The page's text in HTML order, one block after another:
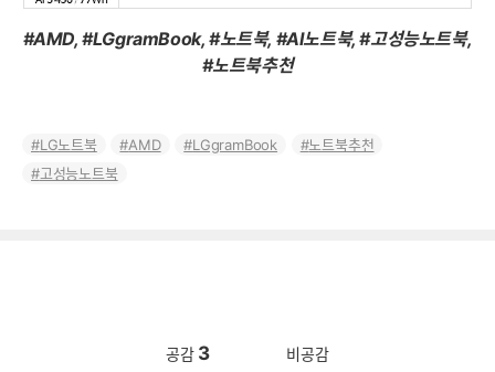
#AMD, #LGgramBook, #노트북, #AI노트북, #고성능노트북,
#노트북추천
LG노트북 AMD LGgramBook
노트북추천
고성능노트북
공감 3 비공감